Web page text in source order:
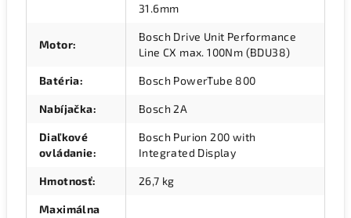
31.6mm
Motor:
Bosch Drive Unit Performance
Line CX max. 100Nm (BDU38)
Batéria: Bosch PowerTube 800
Nabíjačka: Bosch 2A
Diaľkové
ovládanie:
Bosch Purion 200 with
Integrated Display
Hmotnosť: 26,7 kg
Maximálna